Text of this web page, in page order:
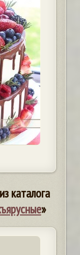
каталога
»